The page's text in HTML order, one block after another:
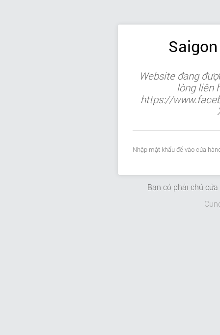
Website đang
lòng liên
https://
Nhập mật khẩu để vào cửa
Bạn có phải chủ